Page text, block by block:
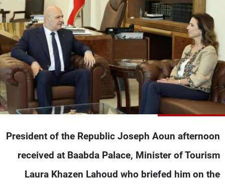
President of the Republic Joseph Aoun afternoon
received at Baabda Palace, Minister of Tourism
Laura Khazen Lahoud who briefed him on the
إقتصاد فن
منوعات رياضة
كأس العالم
البرامج
جدول البرامج
شاهد البرامج
عن MTV
وظائف